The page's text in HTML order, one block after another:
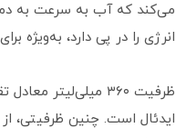
می‌کند که آب به سرعت به
انرژی را در پی دارد، به‌ویژه
ظرفیت ۳۶۰
ایدئال است. چنین ظرفیتی،